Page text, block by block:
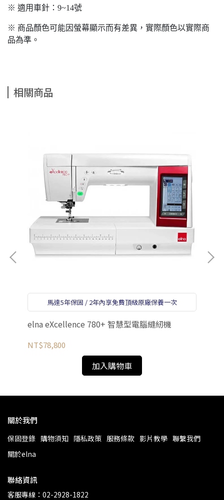
※ 適用車針：9~14號
※ 商品顏色可能因螢幕顯示而有差異，實際顏色以實際商
品為準。
相關商品
馬達5年保固 / 2年內享免費頂級原廠保養一次
elna eXcellence 780+ 智慧型電腦縫紉機
NT$78,800
加入購物車
關於我們
保固登錄 購物須知 隱私政策 服務條款 影片教學 聯繫我們
關於elna
聯絡資訊
客服專線：02-2928-1822